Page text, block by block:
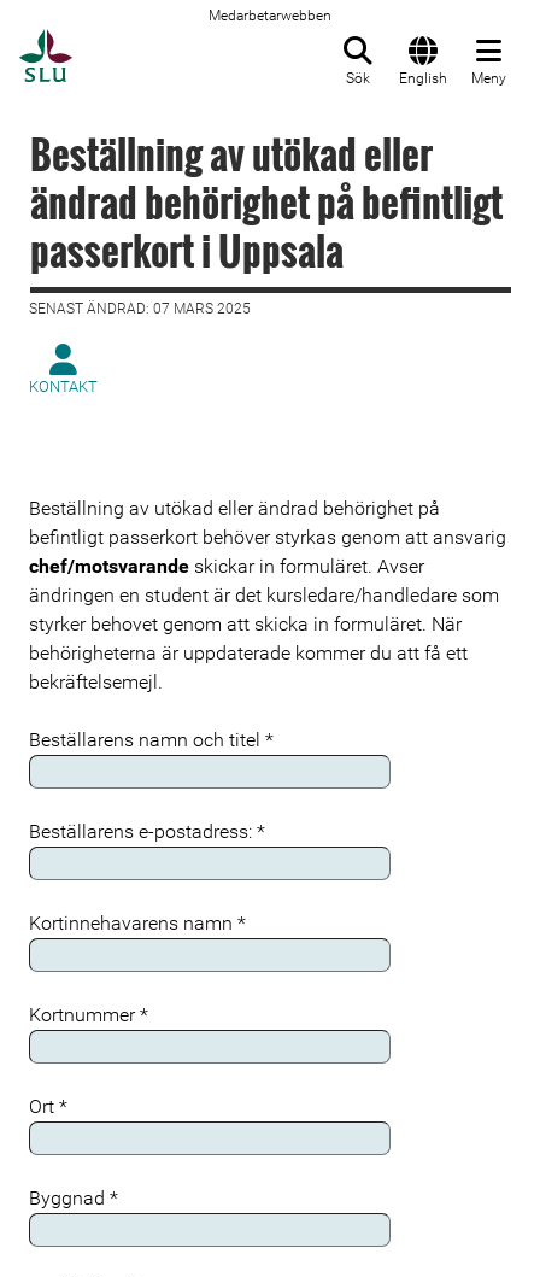
Medarbetarwebben
Sök English Meny
Beställning av utökad eller
ändrad behörighet på befintligt
passerkort i Uppsala
SENAST ÄNDRAD: 07 MARS 2025
KONTAKT
Beställning av utökad eller ändrad behörighet på
befintligt passerkort behöver styrkas genom att ansvarig
chef/motsvarande skickar in formuläret. Avser
ändringen en student är det kursledare/handledare som
styrker behovet genom att skicka in formuläret. När
behörigheterna är uppdaterade kommer du att få ett
bekräftelsemejl.
Beställarens namn och titel *
Beställarens e-postadress: *
Kortinnehavarens namn *
Kortnummer*
Ort *
Byggnad *